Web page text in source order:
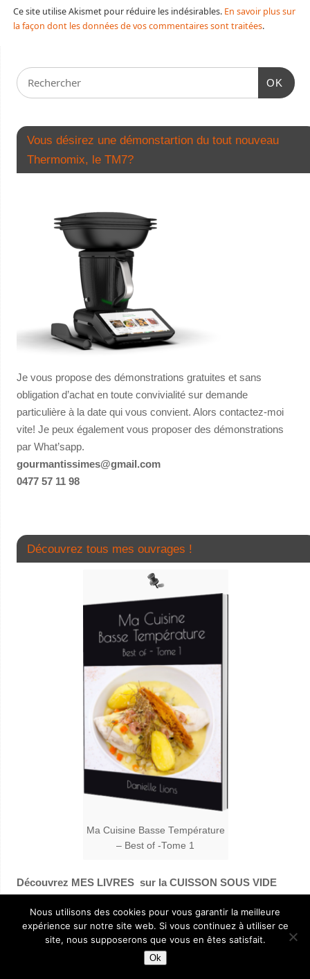
Ce site utilise Akismet pour réduire les indésirables. En savoir plus sur
la façon dont les données de vos commentaires sont traitées.
OK
Vous désirez une démonstartion du tout nouveau
Thermomix, le TM7?
Je vous propose des démonstrations gratuites et sans
obligation d’achat en toute convivialité sur demande
particulière à la date qui vous convient. Alors contactez-moi
vite! Je peux également vous proposer des démonstrations
par What’sapp.
gourmantissimes@gmail.com
0477 57 11 98
Découvrez tous mes ouvrages !
Ma Cuisine Basse Température
– Best of -Tome 1
Découvrez MES LIVRES sur la CUISSON SOUS VIDE
« Mes recettes gourmandes au Thermomix » qui vient de
paraître!
pour plus d’informations.
Nous utilisons des cookies pour vous garantir la meilleure
expérience sur notre site web. Si vous continuez à utiliser ce
site, nous supposerons que vous en êtes satisfait.
Ok